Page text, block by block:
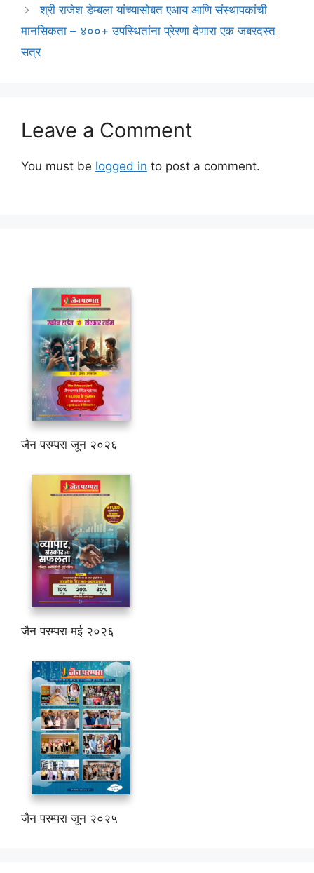
श्री राजेश डेम्बला यांच्यासोबत एआय आणि संस्थापकांची
मानसिकता – ४००+ उपस्थितांना प्रेरणा देणारा एक जबरदस्त
सत्र
Leave a Comment
You must be logged in to post a comment.
जैन परम्परा जून २०२६
जैन परम्परा मई २०२६
जैन परम्परा जून २०२५